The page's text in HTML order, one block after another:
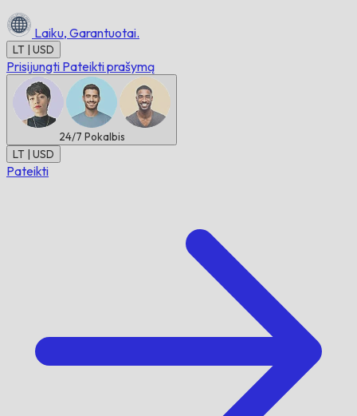
Laiku, Garantuotai.
LT | USD
Prisijungti Pateikti prašymą
24/7 Pokalbis
LT | USD
Pateikti